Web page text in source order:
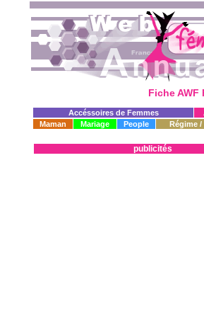
Fiche
Accéssoires de Femmes
Maman
Mariage People Régime /
publicités